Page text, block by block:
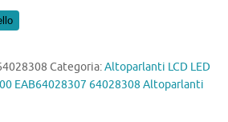
Categoria:Altoparlanti LCD LED
EAB64028307 64028308 Altoparlanti